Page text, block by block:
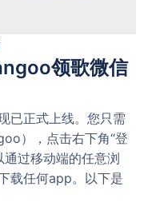
领歌微信
已正式上线。您只需
），点击右下角“登
过移动端的任意浏
载任何app。以下是